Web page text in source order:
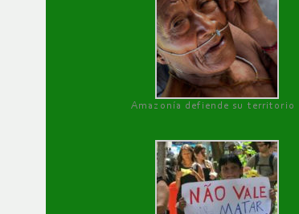
Amazonía defiende su territorio